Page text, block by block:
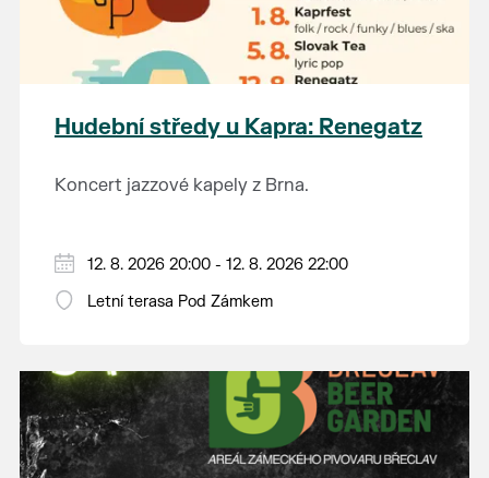
Hudební středy u Kapra: Renegatz
Koncert jazzové kapely z Brna.
12. 8. 2026 20:00 - 12. 8. 2026 22:00
Letní terasa Pod Zámkem